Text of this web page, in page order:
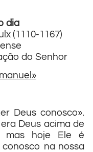
dia
(1110-1167)
do Senhor
Deus conosco».
Deus acima de
mas hoje Ele é
conosco na nossa